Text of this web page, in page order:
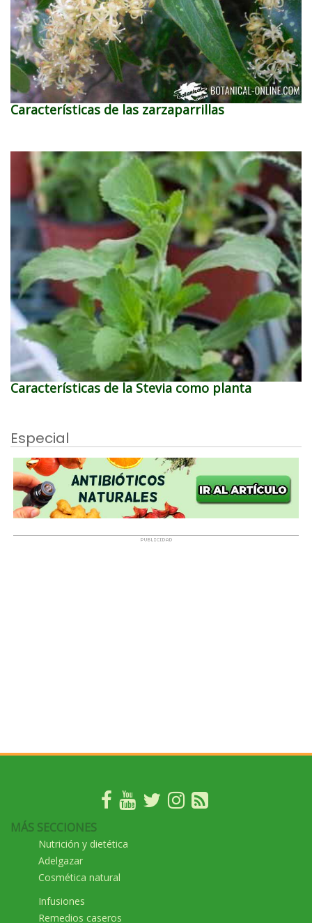
Características de las zarzaparrillas
Características de la Stevia como planta
Especial
MÁS SECCIONES
Nutrición y dietética
Adelgazar
Cosmética natural
Infusiones
Remedios caseros